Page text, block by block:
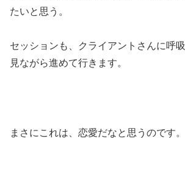
たいと思う。
セッションも、クライアントさんに呼
見ながら進めて行きます。
まさにこれは、恋愛だなと思うのです。